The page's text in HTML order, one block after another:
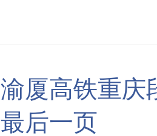
渝厦高铁重庆
最后一页